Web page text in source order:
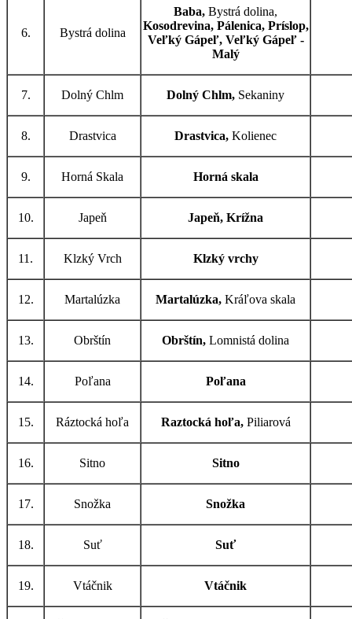
6. Bystrá dolina
Baba, Bystrá dolina,
Kosodrevina, Pálenica, Príslop,
Veľký Gápeľ, Veľký Gápeľ -
Malý
7. Dolný Chlm Dolný Chlm, Sekaniny
8. Drastvica Drastvica, Kolienec
9. Horná Skala Horná skala
10. Japeň Japeň, Krížna
11. Klzký Vrch Klzký vrchy
12. Martalúzka Martalúzka, Kráľova skala
13. Obrštín Obrštín, Lomnistá dolina
14. Poľana Poľana
15. Ráztocká hoľa Raztocká hoľa,Piliarová
16. Sitno Sitno
17. Snožka Snožka
18. Suť Suť
19. Vtáčnik Vtáčnik